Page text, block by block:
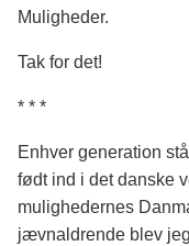
Muligheder.
Tak for det!
* * *
Enhver generation
født ind i det danske
mulighedernes
jævnaldrende blev